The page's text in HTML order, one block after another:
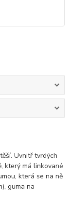
Uvnitř tvrdých
který má linkované
která se na ně
guma na